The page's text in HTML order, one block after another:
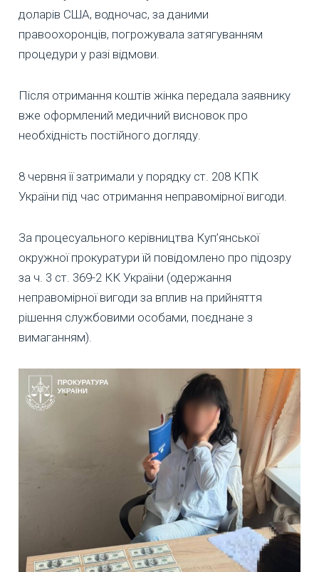
доларів США, водночас, за даними
правоохоронців, погрожувала затягуванням
процедури у разі відмови.
Після отримання коштів жінка передала заявнику
вже оформлений медичний висновок про
необхідність постійного догляду.
8 червня її затримали у порядку ст. 208 КПК
України під час отримання неправомірної вигоди.
За процесуального керівництва Куп’янської
окружної прокуратури їй повідомлено про підозру
за ч. 3 ст. 369-2 КК України (одержання
неправомірної вигоди за вплив на прийняття
рішення службовими особами, поєднане з
вимаганням).